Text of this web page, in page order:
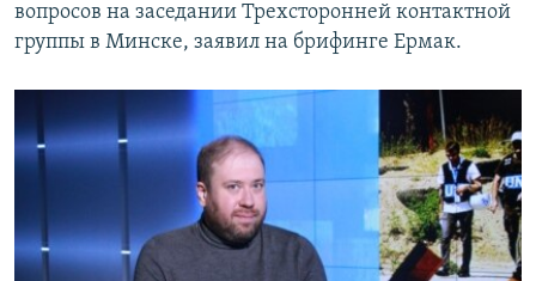
вопросов на заседании Трехсторонней контактной
группы в Минске, заявил на брифинге Ермак.